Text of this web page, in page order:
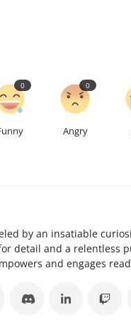
0
Angry
0
by an insatiable
detail and a relentless
and engages